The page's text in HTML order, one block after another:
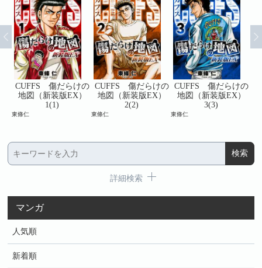
CUFFS 傷だらけの
地図（新装版EX）
1(1)
東條仁
CUFFS 傷だらけの
地図（新装版EX）
2(2)
東條仁
CUFFS 傷だらけの
地図（新装版EX）
3(3)
東條仁
詳細検索
マンガ
人気順
新着順